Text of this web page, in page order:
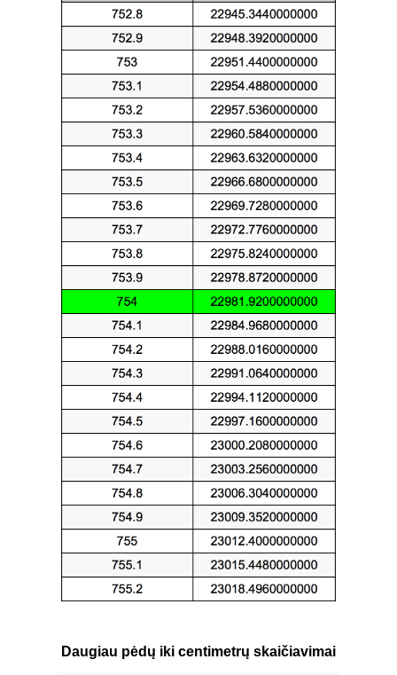
Daugiau pėdų iki centimetrų skaičiavimai